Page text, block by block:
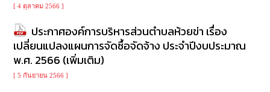
[ 4 ตุลาคม 2566 ]
ประกาศองค์การบริหารส่วนตำบลห้วยข่า เรื่อง
เปลี่ยนแปลงแผนการจัดซื้อจัดจ้าง ประจำปีงบประมาณ
พ.ศ. 2566 (เพิ่มเติม)
[ 5 กันยายน 2566 ]